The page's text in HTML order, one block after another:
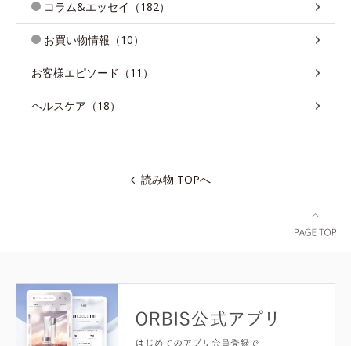
コラム&エッセイ（182）
お買い物情報（10）
お客様エピソード（11）
ヘルスケア（18）
読み物 TOPへ